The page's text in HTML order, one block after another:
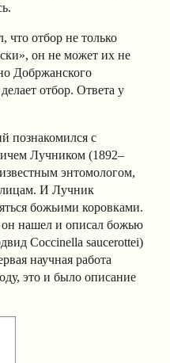
что отбор не только
он не может их не
Добржанского
отбор. Ответа у
познакомился с
Лучником (1892–
энтомологом,
И Лучник
божьими коровками.
он нашел и описал божью
Coccinella saucerottei)
научная работа
это и было описание